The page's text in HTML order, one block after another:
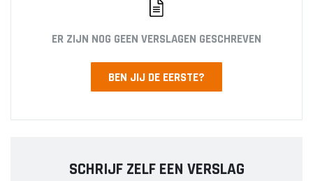
ER ZIJN NOG GEEN VERSLAGEN GESCHREVEN
BEN JIJ DE EERSTE?
SCHRIJF ZELF EEN VERSLAG